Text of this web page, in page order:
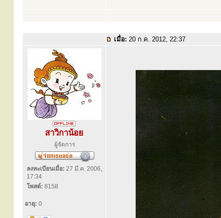
เมื่อ: 20 ก.ค. 2012, 22:37
สาวิกาน้อย
ผู้จัดการ
ลงทะเบียนเมื่อ: 27 มี.ค. 2006,
17:34
โพสต์: 8158
อายุ: 0